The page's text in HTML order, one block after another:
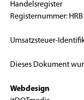
Handelsregister
Registernummer:
Umsatzsteuer-
Dieses Dokument
Webdesign